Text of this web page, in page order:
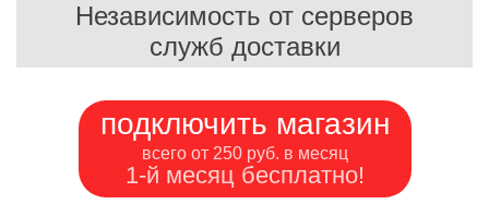
Независимость от серверов
служб доставки
подключить магазин
всего от 250 руб. в месяц
1-й месяц бесплатно!